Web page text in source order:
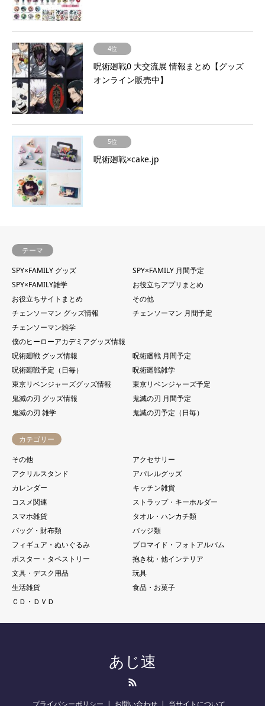
4位
呪術廻戦0 大交流展 情報まとめ【グッズ
オンライン販売中】
5位
呪術廻戦×cake.jp
テーマ
SPY×FAMILY グッズ
SPY×FAMILY 月間予定
SPY×FAMILY雑学
お役立ちアプリまとめ
お役立ちサイトまとめ
その他
チェンソーマン グッズ情報
チェンソーマン 月間予定
チェンソーマン雑学
僕のヒーローアカデミアグッズ情報
呪術廻戦 グッズ情報
呪術廻戦 月間予定
呪術廻戦予定（日毎）
呪術廻戦雑学
東京リベンジャーズグッズ情報
東京リベンジャーズ予定
鬼滅の刃 グッズ情報
鬼滅の刃 月間予定
鬼滅の刃 雑学
鬼滅の刃予定（日毎）
カテゴリー
その他
アクセサリー
アクリルスタンド
アパレルグッズ
カレンダー
キッチン雑貨
コスメ関連
ストラップ・キーホルダー
スマホ雑貨
タオル・ハンカチ類
バッグ・財布類
バッジ類
フィギュア・ぬいぐるみ
ブロマイド・フォトアルバム
ポスター・タペストリー
抱き枕・他インテリア
文具・デスク用品
玩具
生活雑貨
食品・お菓子
ＣＤ・ＤＶＤ
あじ速
プライバシーポリシー お問い合わせ 当サイトについて